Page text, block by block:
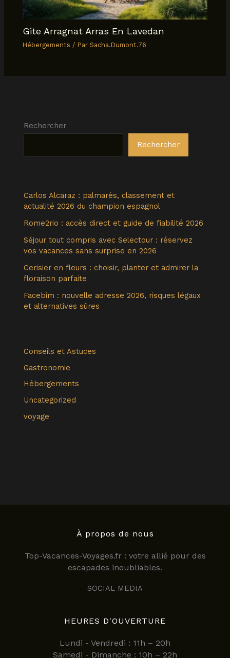
Gite Arragnat Arras En Lavedan
Hébergements / ParSacha.Dumont.76
Rechercher
Rechercher
Carlos Alcaraz : palmarès, classement et
actualité 2026 du champion espagnol
Rome2rio : accès direct et guide de fiabilité 2026
Séjour tout compris avec Selectour : réservez
vos vacances sans surprise en 2026
Cerisier en fleurs : choisir, planter et admirer la
floraison parfaite
Facebim : nouvelle adresse 2026, risques légaux
et alternatives sûres
Conseils et Astuces
Gastronomie
Hébergements
Uncategorized
voyage
À propos de nous
Top-Vacances-Voyages.fr : votre allié pour des
escapades inoubliables.
SOCIAL MEDIA
HEURES D'OUVERTURE
Lundi - Vendredi : 11h – 20h
Samedi - Dimanche : 10h – 22h